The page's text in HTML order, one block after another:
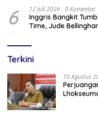
6 12 Juli 2026 0 Komentar
Inggris Bangkit
Time, Jude
Terkini
10 Agustus